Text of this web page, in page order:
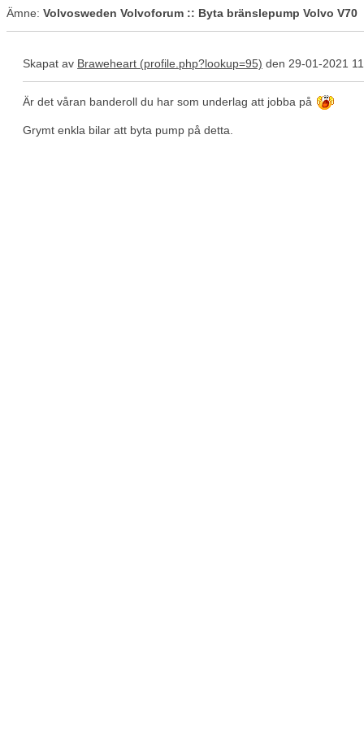
Ämne: Volvosweden Volvoforum :: Byta bränslepump Volvo V70
Skapat av Braweheart den 29-01-2021
Är det våran banderoll du har som underlag att jobba på
Grymt enkla bilar att byta pump på detta.